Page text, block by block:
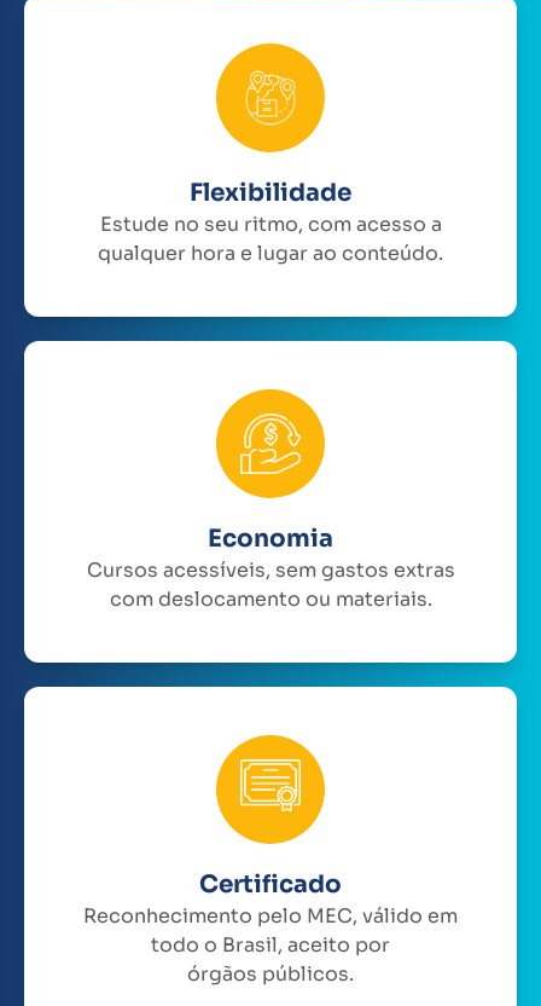
Flexibilidade
Estude no seu ritmo, com acesso a
qualquer hora e lugar ao conteúdo.
Economia
Cursos acessíveis, sem gastos extras
com deslocamento ou materiais.
Certificado
Reconhecimento pelo MEC, válido em
todo o Brasil, aceito por
órgãos públicos.